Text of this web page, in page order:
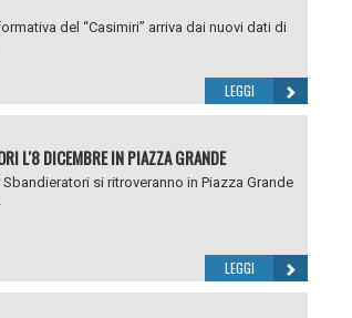
del “Casimiri” arriva dai nuovi dati di
LEGGI
L'8 DICEMBRE IN PIAZZA GRANDE
si ritroveranno in Piazza Grande
LEGGI